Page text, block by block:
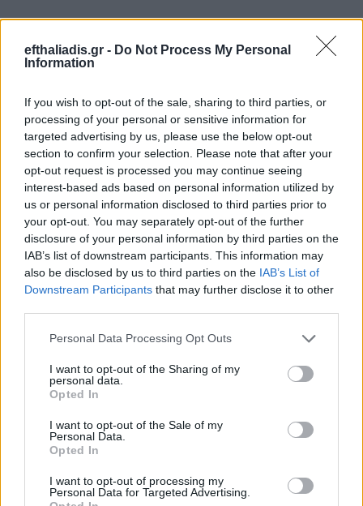
efthaliadis.gr - Do Not Process My Personal
Information
If you wish to opt-out of the sale, sharing to third parties, or
processing of your personal or sensitive information for
targeted advertising by us, please use the below opt-out
section to confirm your selection. Please note that after your
opt-out request is processed you may continue seeing
interest-based ads based on personal information utilized by
us or personal information disclosed to third parties prior to
your opt-out. You may separately opt-out of the further
disclosure of your personal information by third parties on the
IAB’s list of downstream participants. This information may
also be disclosed by us to third parties on the IAB’s List of
Downstream Participants that may further disclose it to other
Personal Data Processing Opt Outs
I want to opt-out of the Sharing of my
personal data.
Opted In
I want to opt-out of the Sale of my
Personal Data.
Opted In
I want to opt-out of processing my
Personal Data for Targeted Advertising.
Επιλογές Που Ταιριάζουν
Εδώ θα βρείτε τις κορυφαίες επιλογές που ξεχωρίζουν για
το μοναδικό τους στυλ και την εξαιρετική τους ποιότητα.
ΜΟΝΌΠΕΤΡΟ ΔΑΧΤΥΛΊΔΙ ΜΕ
ΔΙΑΜΆΝΤΙ 0.35CT
1.737